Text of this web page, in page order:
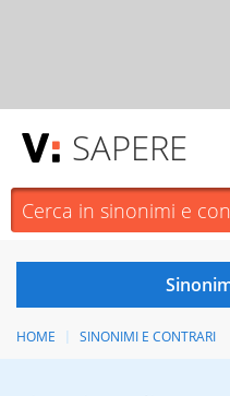
SAPERE
HOME SINONIMI E CONTRARI